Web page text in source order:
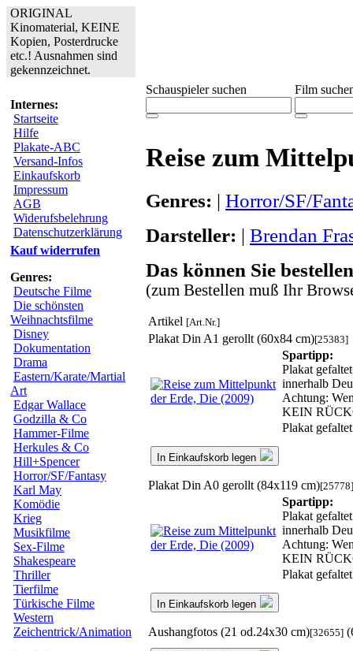
ORIGINAL
Kinomaterial, KEINE
Kopien, Posterdrucke
etc.! Ausnahmen sind
gekennzeichnet.
Internes:
Startseite
Hilfe
Plakate-ABC
Versand-Infos
Einkaufskorb
Impressum
AGB
Widerufsbelehrung
Datenschutzerklärung
Kauf widerrufen
Genres:
Deutsche Filme
Die schönsten
Weihnachtsfilme
Disney
Dokumentation
Drama
Eastern/Karate/Martial
Art
Edgar Wallace
Godzilla & Co
Hammer-Filme
Herkules & Co
Hill+Spencer
Horror/SF/Fantasy
Karl May
Komödie
Krieg
Musikfilme
Sex-Filme
Shakespeare
Thriller
Tierfilme
Türkische Filme
Western
Zeichentrick/Animation
Schauspieler suchen Film
Reise zum
Genres: | Horror/SF/
Darsteller: | Brendan
Das können Sie
(zum Bestellen muß Ihr
Artikel [Art.Nr.]
Plakat Din A1 gerollt (60x84 cm)[25383]
Spartipp:
Plakat
innerhalb
Achtung:
KEIN
Plakat
In Einkaufskorb legen
Plakat Din A0 gerollt (84x119 cm)[25778]
Spartipp:
Plakat
innerhalb
Achtung:
KEIN
Plakat
In Einkaufskorb legen
Aushangfotos (21 od.24x30 cm)[32655]